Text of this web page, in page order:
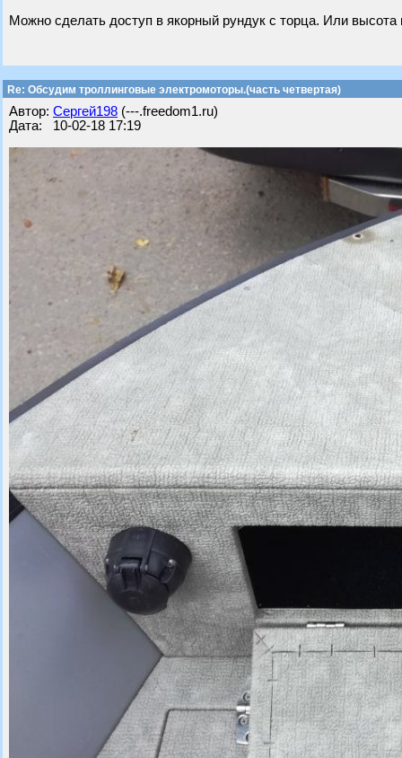
Можно сделать доступ в якорный рундук с торца. Или высота
Re: Обсудим троллинговые электромоторы.(часть четвертая)
Автор: Сергей198 (---.freedom1.ru)
Дата: 10-02-18 17:19